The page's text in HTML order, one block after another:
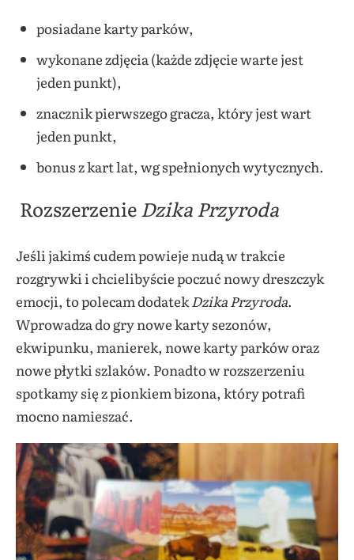
posiadane karty parków,
wykonane zdjęcia (każde zdjęcie warte jest
jeden punkt),
znacznik pierwszego gracza, który jest wart
jeden punkt,
bonus z kart lat, wg spełnionych wytycznych.
RozszerzenieDzika Przyroda
Jeśli jakimś cudem powieje nudą w trakcie
rozgrywki i chcielibyście poczuć nowy dreszczyk
emocji, to polecam dodatekDzika Przyroda.
Wprowadza do gry nowe karty sezonów,
ekwipunku, manierek, nowe karty parków oraz
nowe płytki szlaków. Ponadto w rozszerzeniu
spotkamy się z pionkiem bizona, który potrafi
mocno namieszać.